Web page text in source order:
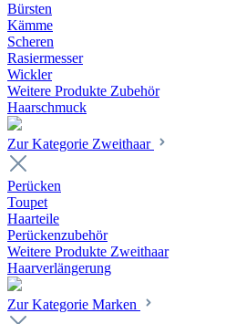
Bürsten
Kämme
Scheren
Rasiermesser
Wickler
Weitere Produkte Zubehör
Haarschmuck
Zur Kategorie Zweithaar
Perücken
Toupet
Haarteile
Perückenzubehör
Weitere Produkte Zweithaar
Haarverlängerung
Zur Kategorie Marken